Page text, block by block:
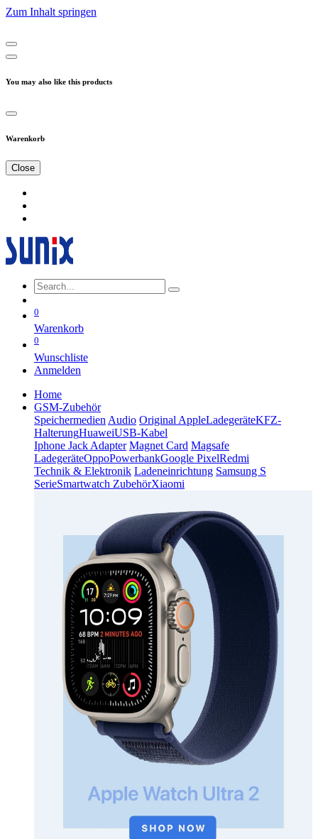
Zum Inhalt springen
You may also like this products
Warenkorb
Close
0
Warenkorb
0
Wunschliste
Anmelden
Home
GSM-Zubehör
Speichermedien Audio Original AppleLadegeräteKFZ-
HalterungHuaweiUSB-Kabel
Iphone Jack Adapter Magnet Card Magsafe
LadegeräteOppoPowerbankGoogle PixelRedmi
Technik & Elektronik Ladeneinrichtung Samsung S
SerieSmartwatch ZubehörXiaomi